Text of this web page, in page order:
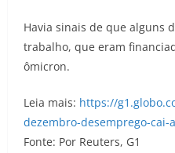
Havia sinais de que alguns
trabalho, que eram
ômicron.
Leia mais: https://
dezembro-desemprego-cai-
Fonte: Por Reuters, G1